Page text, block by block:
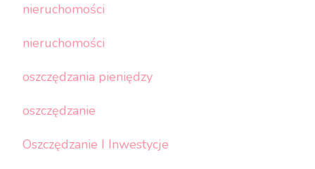
nieruchomości
nieruchomości
oszczędzania pieniędzy
oszczędzanie
Oszczędzanie I Inwestycje